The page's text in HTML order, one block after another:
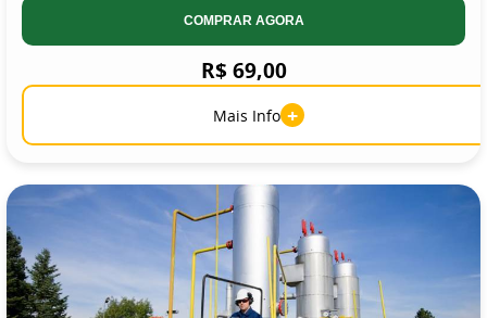
COMPRAR AGORA
R$ 69,00
Mais Info +